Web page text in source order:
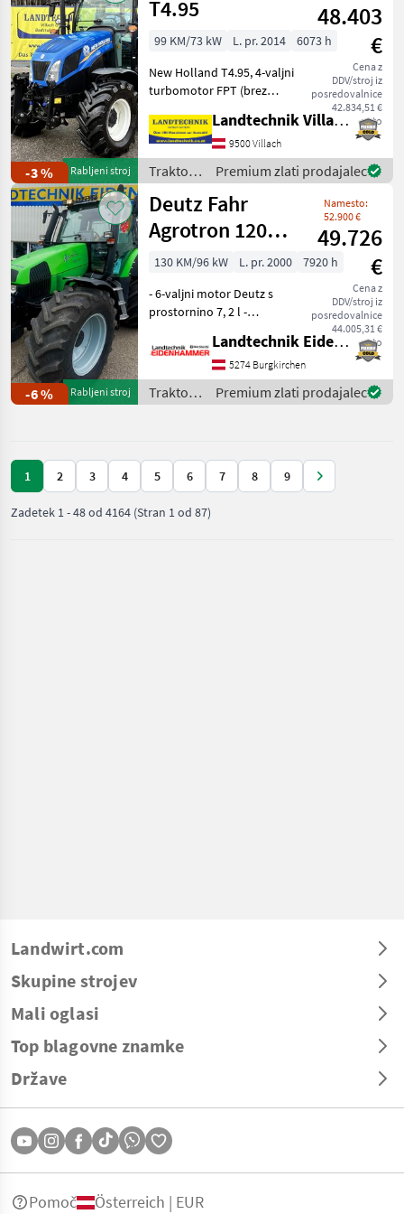
-3 % Rabljeni stroj
T4.95
48.403
€
Cena z
DDV/stroj iz
posredovalnice
42.834,51 €
neto
99 KM/73 kW L. pr. 2014
6073 h
New Holland T4.95, 4-valjni
turbomotor FPT (brez
klimatsko napravo, radiem,
pnevmatskim sedežem in
sovoznikovim sedežem,
strešnim oknom, sve
Landtechnik Villach GmbH
9500 Villach
Traktor /
New
Holland
Premium zlati prodajalec
-6 % Rabljeni stroj
Deutz Fahr
Agrotron 120
Premium
Namesto:
52.900 €
49.726
€
Cena z
DDV/stroj iz
posredovalnice
44.005,31 €
neto
130 KM/96 kW L. pr. 2000
7920 h
- 6-valjni motor Deutz s
prostornino 7, 2 l -
4-stopenjskim
prestavljanjem pod
obremenitvijo do 50 km/h -
Powershuttle - vzmetena
Landtechnik Eidenhammer GmbH
5274 Burgkirchen
Traktor /
Deutz
Premium zlati prodajalec
1 2 3 4 5 6 7 8 9
Zadetek 1-48od 4164 (Stran 1 od 87)
Landwirt.com
Skupine strojev
Mali oglasi
Top blagovne znamke
Države
Pomoč Österreich | EUR